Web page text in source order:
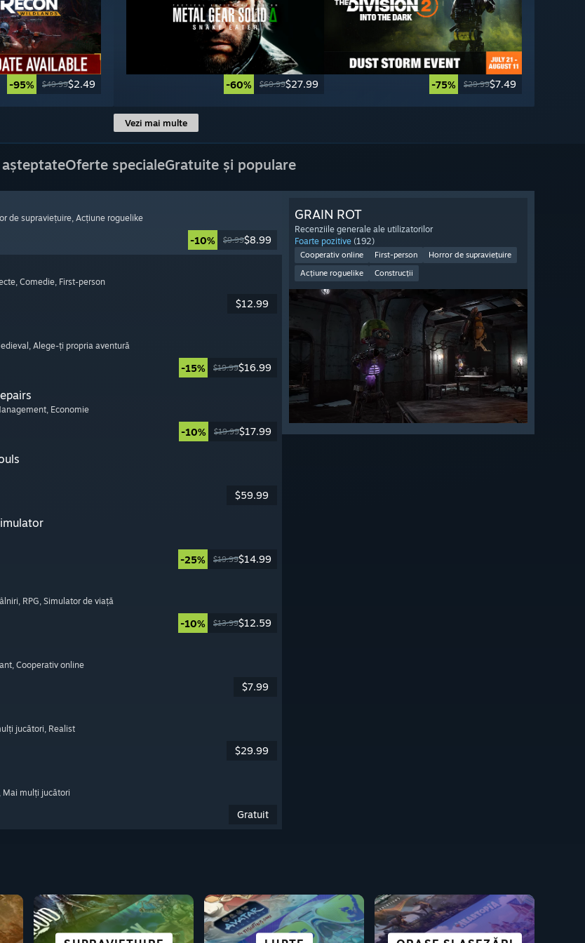
-95% $49.99$2.49 -60% $69.99$27.99 -75% $29.99$7.49
Vezi mai multe
așteptateOferte specialeGratuite și populare
de supraviețuire, Acțiune roguelike
-10% $9.99$8.99
, Comedie, First-person
$12.99
, Alege-ți propria aventură
-15% $19.99$16.99
, Economie
-10% $19.99$17.99
$59.99
-25% $19.99$14.99
, RPG, Simulator de viață
-10% $13.99$12.59
, Cooperativ online
$7.99
jucători, Realist
$29.99
Mai mulți jucători
Gratuit
GRAIN ROT
Recenziile generale ale utilizatorilor
Foarte pozitive (192)
Cooperativ online First-person
Horror de supraviețuire
Acțiune roguelike
Construcții